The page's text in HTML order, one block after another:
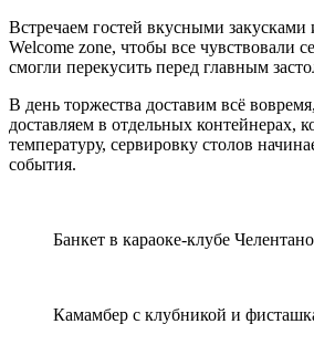
Встречаем гостей вкусными закусками
Welcome zone, чтобы все чувствовали
смогли перекусить перед главным
В день торжества доставим всё
доставляем в отдельных контейнерах,
температуру, сервировку столов
события.
Банкет в караоке-клубе Челентано
Камамбер с клубникой и